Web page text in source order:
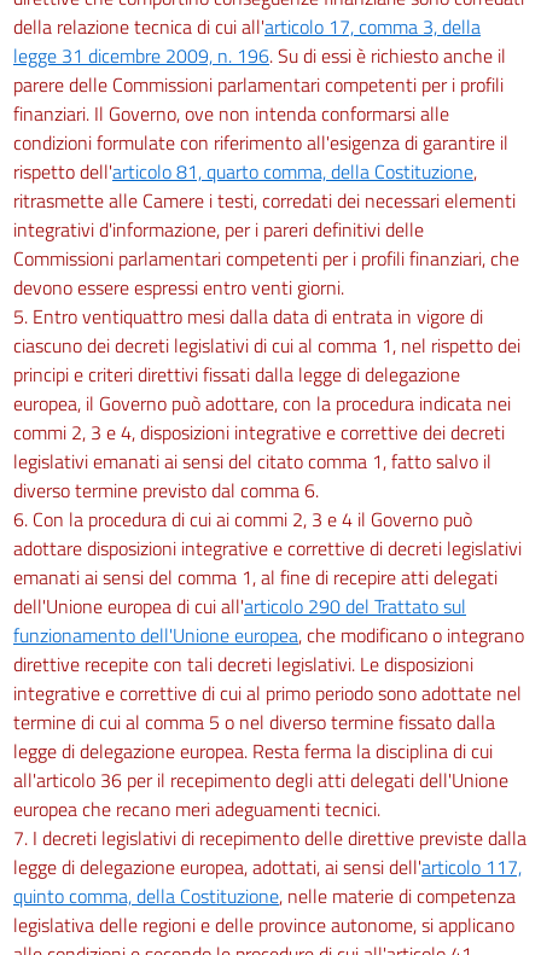
della relazione tecnica di cui all'articolo 17, comma 3, della
legge 31 dicembre 2009, n. 196. Su di essi è richiesto anche il
parere delle Commissioni parlamentari competenti per i profili
finanziari. Il Governo, ove non intenda conformarsi alle
condizioni formulate con riferimento all'esigenza di garantire il
rispetto dell'articolo 81, quarto comma, della Costituzione,
ritrasmette alle Camere i testi, corredati dei necessari elementi
integrativi d'informazione, per i pareri definitivi delle
Commissioni parlamentari competenti per i profili finanziari, che
devono essere espressi entro venti giorni.
5. Entro ventiquattro mesi dalla data di entrata in vigore di
ciascuno dei decreti legislativi di cui al comma 1, nel rispetto dei
principi e criteri direttivi fissati dalla legge di delegazione
europea, il Governo può adottare, con la procedura indicata nei
commi 2, 3 e 4, disposizioni integrative e correttive dei decreti
legislativi emanati ai sensi del citato comma 1, fatto salvo il
diverso termine previsto dal comma 6.
6. Con la procedura di cui ai commi 2, 3 e 4 il Governo può
adottare disposizioni integrative e correttive di decreti legislativi
emanati ai sensi del comma 1, al fine di recepire atti delegati
dell'Unione europea di cui all'articolo 290 del Trattato sul
funzionamento dell'Unione europea, che modificano o integrano
direttive recepite con tali decreti legislativi. Le disposizioni
integrative e correttive di cui al primo periodo sono adottate nel
termine di cui al comma 5 o nel diverso termine fissato dalla
legge di delegazione europea. Resta ferma la disciplina di cui
all'articolo 36 per il recepimento degli atti delegati dell'Unione
europea che recano meri adeguamenti tecnici.
7. I decreti legislativi di recepimento delle direttive previste dalla
legge di delegazione europea, adottati, ai sensi dell'articolo 117,
quinto comma, della Costituzione, nelle materie di competenza
legislativa delle regioni e delle province autonome, si applicano